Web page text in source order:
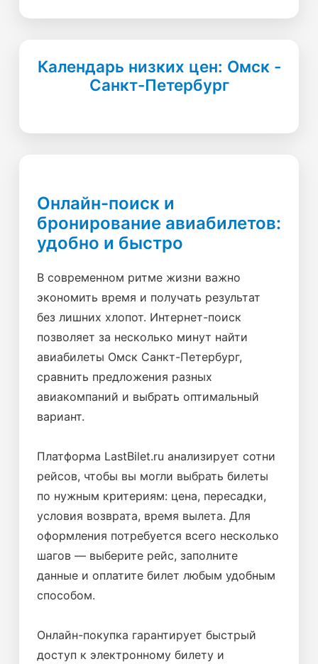
Календарь низких цен: Омск -
Санкт-Петербург
Онлайн-поиск и
бронирование авиабилетов:
удобно и быстро
В современном ритме жизни важно
экономить время и получать результат
без лишних хлопот. Интернет-поиск
позволяет за несколько минут найти
авиабилеты Омск Санкт-Петербург,
сравнить предложения разных
авиакомпаний и выбрать оптимальный
вариант.
Платформа LastBilet.ru анализирует сотни
рейсов, чтобы вы могли выбрать билеты
по нужным критериям: цена, пересадки,
условия возврата, время вылета. Для
оформления потребуется всего несколько
шагов — выберите рейс, заполните
данные и оплатите билет любым удобным
способом.
Онлайн-покупка гарантирует быстрый
доступ к электронному билету и